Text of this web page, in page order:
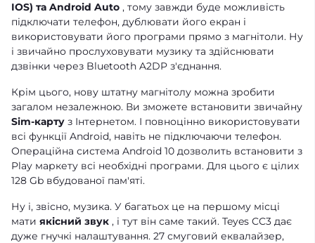
IOS) та Android Auto , тому завжди буде можливість
підключати телефон, дублювати його екран і
використовувати його програми прямо з магнітоли. Ну
і звичайно прослуховувати музику та здійснювати
дзвінки через Bluetooth A2DP з'єднання.
Крім цього, нову штатну магнітолу можна зробити
загалом незалежною. Ви зможете встановити звичайну
Sim-карту з Інтернетом. І повноцінно використовувати
всі функції Android, навіть не підключаючи телефон.
Операційна система Android 10 дозволить встановити з
Play маркету всі необхідні програми. Для цього є цілих
128 Gb вбудованої пам'яті.
Ну і, звісно, музика. У багатьох це на першому місці
мати якісний звук , і тут він саме такий. Teyes CC3 дає
дуже гнучкі налаштування. 27 смуговий еквалайзер,